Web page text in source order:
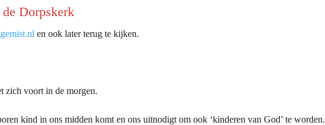
Dorpskerk
en ook later terug te kijken.
zich voort in de morgen.
kind in ons midden komt en ons uitnodigt om ook ‘kinderen van God’ te worden.